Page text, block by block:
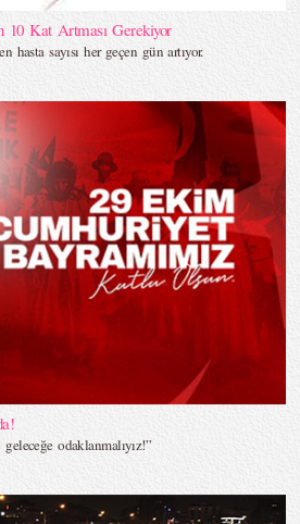
10 Kat Artması Gerekiyor
hasta sayısı her geçen gün artıyor.
odaklanmalıyız!”